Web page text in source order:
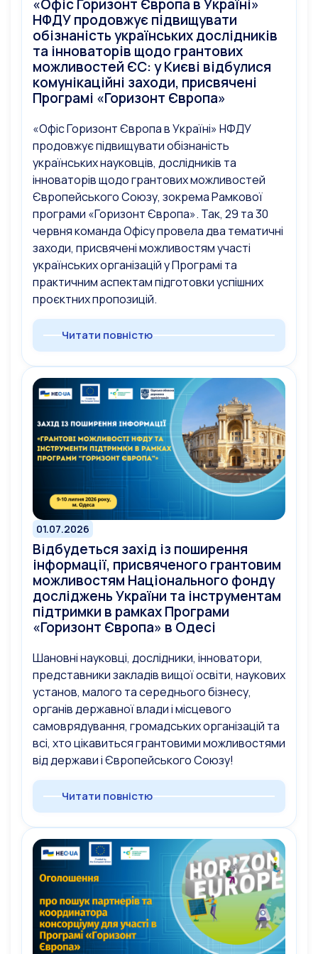
«Офіс Горизонт Європа в Україні»
НФДУ продовжує підвищувати
обізнаність українських дослідників
та інноваторів щодо грантових
можливостей ЄС: у Києві відбулися
комунікаційні заходи, присвячені
Програмі «Горизонт Європа»
«Офіс Горизонт Європа в Україні» НФДУ
продовжує підвищувати обізнаність
українських науковців, дослідників та
інноваторів щодо грантових можливостей
Європейського Союзу, зокрема Рамкової
програми «Горизонт Європа». Так, 29 та 30
червня команда Офісу провела два тематичні
заходи, присвячені можливостям участі
українських організацій у Програмі та
практичним аспектам підготовки успішних
проєктних пропозицій.
Читати повністю
01.07.2026
Відбудеться захід із поширення
інформації, присвяченого грантовим
можливостям Національного фонду
досліджень України та інструментам
підтримки в рамках Програми
«Горизонт Європа» в Одесі
Шановні науковці, дослідники, інноватори,
представники закладів вищої освіти, наукових
установ, малого та середнього бізнесу,
органів державної влади і місцевого
самоврядування, громадських організацій та
всі, хто цікавиться грантовими можливостями
від держави і Європейського Союзу!
Читати повністю